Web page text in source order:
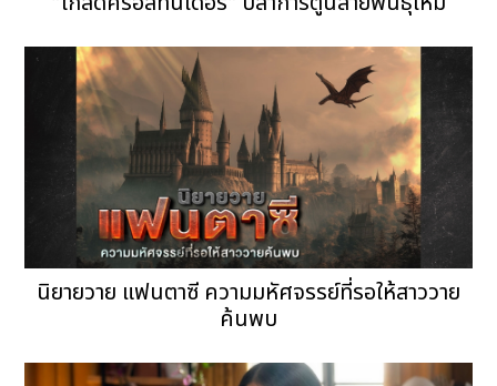
นิยายวาย แฟนตาซี ความมหัศจรรย์ที่รอให้สาววาย
ค้นพบ